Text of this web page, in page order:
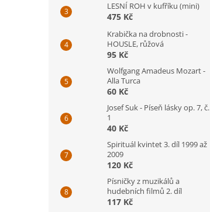
LESNÍ ROH v kufříku (mini)
475 Kč
Krabička na drobnosti -
HOUSLE, růžová
95 Kč
Wolfgang Amadeus Mozart -
Alla Turca
60 Kč
Josef Suk - Píseň lásky op. 7, č.
1
40 Kč
Spirituál kvintet 3. díl 1999 až
2009
120 Kč
Písničky z muzikálů a
hudebních filmů 2. díl
117 Kč